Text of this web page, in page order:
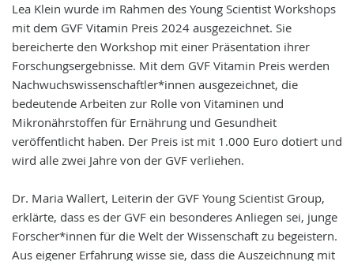
Lea Klein wurde im Rahmen des Young Scientist Workshops
mit dem GVF Vitamin Preis 2024 ausgezeichnet. Sie
bereicherte den Workshop mit einer Präsentation ihrer
Forschungsergebnisse. Mit dem GVF Vitamin Preis werden
Nachwuchswissenschaftler*innen ausgezeichnet, die
bedeutende Arbeiten zur Rolle von Vitaminen und
Mikronährstoffen für Ernährung und Gesundheit
veröffentlicht haben. Der Preis ist mit 1.000 Euro dotiert und
wird alle zwei Jahre von der GVF verliehen.
Dr. Maria Wallert, Leiterin der GVF Young Scientist Group,
erklärte, dass es der GVF ein besonderes Anliegen sei, junge
Forscher*innen für die Welt der Wissenschaft zu begeistern.
Aus eigener Erfahrung wisse sie, dass die Auszeichnung mit